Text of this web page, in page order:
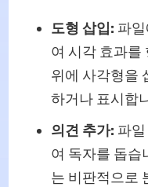
도형 삽입: 파
여 시각 효과를
위에 사각형을
하거나 표시합
의견 추가: 파
여 독자를 돕습
는 비판적으로